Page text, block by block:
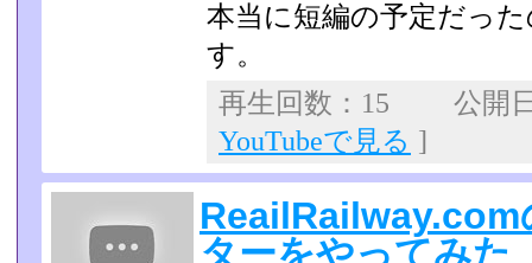
本当に短編の予定だっ
す。
再生回数：15 公開
YouTubeで見る ]
ReailRailway.com
ターをやってみた